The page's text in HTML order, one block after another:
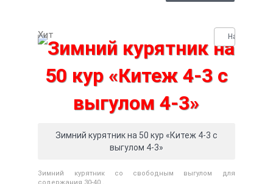
Хит Нашли
Зимний курятник на 50 кур «Китеж 4-3 с
выгулом 4-3»
Зимний курятник со свободным выгулом для